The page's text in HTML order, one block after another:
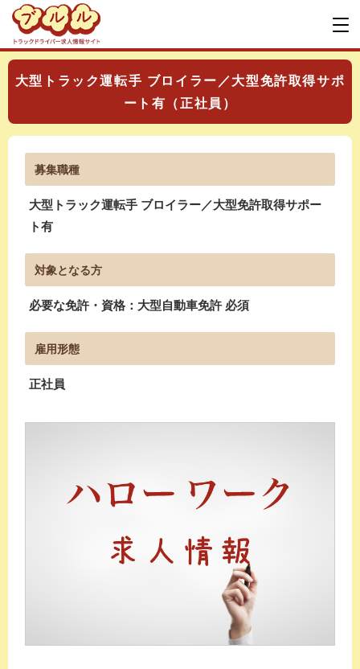
大型トラック運転手 ブロイラー／大型免許取得サポ
ート有（正社員）
募集職種
大型トラック運転手 ブロイラー／大型免許取得サポー
ト有
対象となる方
必要な免許・資格：大型自動車免許 必須
雇用形態
正社員